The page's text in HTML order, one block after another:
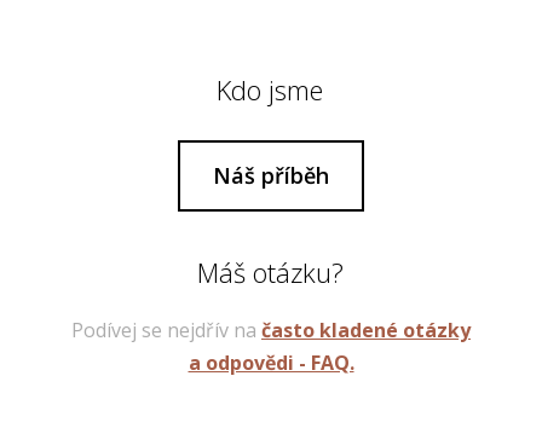
Kdo jsme
Náš příběh
Máš otázku?
Podívej se nejdřív na často kladené otázky
a odpovědi - FAQ.